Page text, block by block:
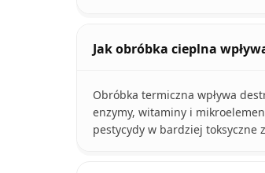
Jak obróbka cieplna
Obróbka termiczna wpływa
enzymy, witaminy i
pestycydy w bardziej toksyczne